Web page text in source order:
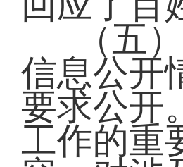
（五
信息公开
要求公开
工作的重